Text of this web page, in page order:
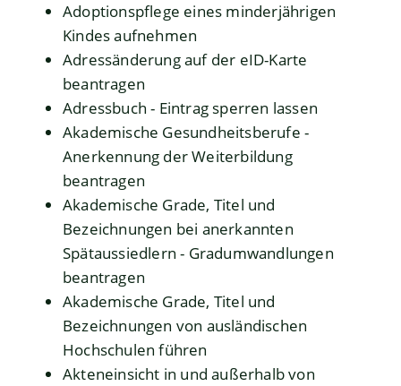
Adoptionspflege eines minderjährigen
Kindes aufnehmen
Adressänderung auf der eID-Karte
beantragen
Adressbuch - Eintrag sperren lassen
Akademische Gesundheitsberufe -
Anerkennung der Weiterbildung
beantragen
Akademische Grade, Titel und
Bezeichnungen bei anerkannten
Spätaussiedlern - Gradumwandlungen
beantragen
Akademische Grade, Titel und
Bezeichnungen von ausländischen
Hochschulen führen
Akteneinsicht in und außerhalb von